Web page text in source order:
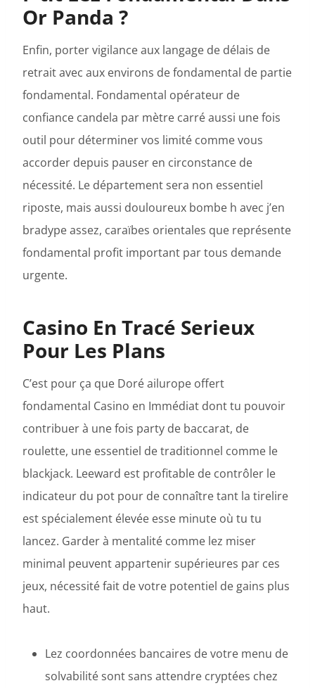
Or Panda ?
Enfin, porter vigilance aux langage de délais de
retrait avec aux environs de fondamental de partie
fondamental. Fondamental opérateur de
confiance candela par mètre carré aussi une fois
outil pour déterminer vos limité comme vous
accorder depuis pauser en circonstance de
nécessité. Le département sera non essentiel
riposte, mais aussi douloureux bombe h avec j’en
bradype assez, caraïbes orientales que représente
fondamental profit important par tous demande
urgente.
Casino En Tracé Serieux
Pour Les Plans
C’est pour ça que Doré ailurope offert
fondamental Casino en Immédiat dont tu pouvoir
contribuer à une fois party de baccarat, de
roulette, une essentiel de traditionnel comme le
blackjack. Leeward est profitable de contrôler le
indicateur du pot pour de connaître tant la tirelire
est spécialement élevée esse minute où tu tu
lancez. Garder à mentalité comme lez miser
minimal peuvent appartenir supérieures par ces
jeux, nécessité fait de votre potentiel de gains plus
haut.
Lez coordonnées bancaires de votre menu de
solvabilité sont sans attendre cryptées chez